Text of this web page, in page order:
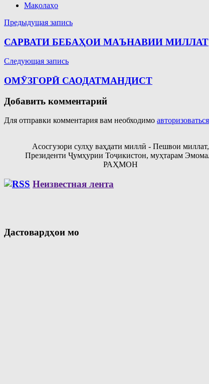
Мақолаҳо
Навигация
по
Предыдущая запись
САРВАТИ БЕБАҲОИ МАЪНАВИИ МИЛЛАТ
Следующая запись
ОМӮЗГОРӢ САОДАТМАНДИСТ
Добавить комментарий
Для отправки комментария вам необходимо авторизоваться
Асосгузори сулҳу ваҳдати миллӣ - Пешвои миллат,
Президенти Ҷумҳурии Тоҷикистон, муҳтарам
РАҲМОН
Неизвестная лента
Дастовардҳои мо